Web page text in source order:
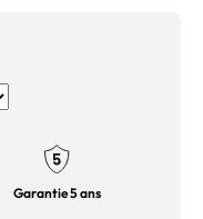
Garantie 5 ans